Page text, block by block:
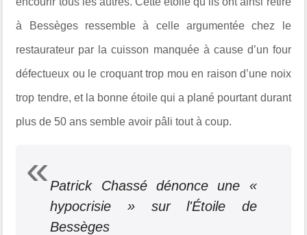
à Bessèges ressemble à celle argumentée chez le
restaurateur par la cuisson manquée à cause d’un four
défectueux ou le croquant trop mou en raison d’une noix
trop tendre, et la bonne étoile qui a plané pourtant durant
plus de 50 ans semble avoir pâli tout à coup.
Patrick Chassé dénonce une «
hypocrisie » sur l'Étoile de
Bessèges